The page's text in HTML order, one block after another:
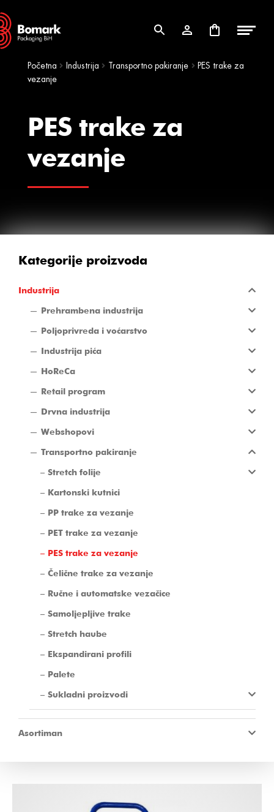
Skip
to
navigation
Skip
to
content
Početna Industrija Transportno pakiranje
PES trake za
vezanje
PES trake za
vezanje
Kategorije proizvoda
Industrija
Prehrambena industrija
Poljoprivreda i voćarstvo
Industrija pića
HoReCa
Retail program
Drvna industrija
Webshopovi
Transportno pakiranje
Stretch folije
Kartonski kutnici
PP trake za vezanje
PET trake za vezanje
PES trake za vezanje
Čelične trake za vezanje
Ručne i automatske vezačice
Samoljepljive trake
Stretch haube
Ekspandirani profili
Palete
Sukladni proizvodi
Asortiman